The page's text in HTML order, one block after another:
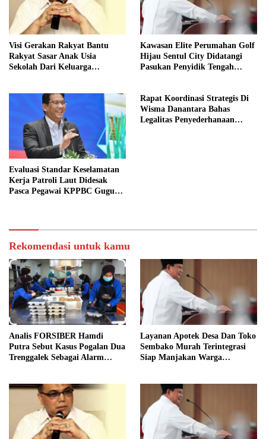
Visi Gerakan Rakyat Bantu
Rakyat Sasar Anak Usia
Sekolah Dari Keluarga
Kawasan Elite Perumahan Golf
Hijau Sentul City Didatangi
Pasukan Penyidik Tengah
Evaluasi Standar Keselamatan
Kerja Patroli Laut Didesak
Pasca Pegawai KPPBC Gugur
Rapat Koordinasi Strategis Di
Wisma Danantara Bahas
Legalitas Penyederhanaan
Rekomendasi untuk kamu
Analis FORSIBER Hamdi
Putra Sebut Kasus Pogalan Dua
Trenggalek Sebagai Alarm
Layanan Apotek Desa Dan Toko
Sembako Murah Terintegrasi
Siap Manjakan Warga